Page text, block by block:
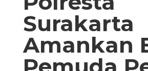
Surakarta
Amankan